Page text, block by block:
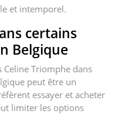
et intemporel.
certains
Belgique
Triomphe dans
peut être un
essayer et acheter
limiter les options